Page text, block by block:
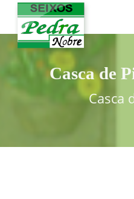
Casca de
Casca